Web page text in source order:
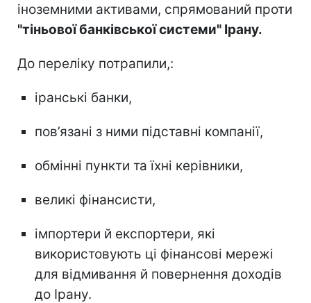
іноземними активами, спрямований проти
"тіньової банківської системи" Ірану.
До переліку потрапили,:
іранські банки,
пов’язані з ними підставні компанії,
обмінні пункти та їхні керівники,
великі фінансисти,
імпортери й експортери, які
використовують ці фінансові мережі
для відмивання й повернення доходів
до Ірану.